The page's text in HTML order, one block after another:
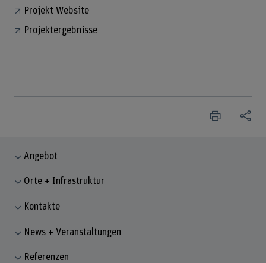
Projekt Website
Projektergebnisse
Angebot
Orte + Infrastruktur
Kontakte
News + Veranstaltungen
Referenzen